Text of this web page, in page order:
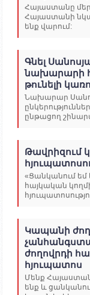
Հայաստանը
Հայաստանի
ենք վարում:
Գնել
նախարարի
թունելի
Նախարար
ընթացող
Թավրիզում
«Ցանկանում
հայկական
Կապանի
ժողովրդի
հյուպատոս
Մենք
ենք և